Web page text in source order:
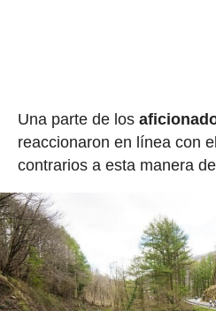
Una parte de los
reaccionaron en línea con
contrarios a esta manera